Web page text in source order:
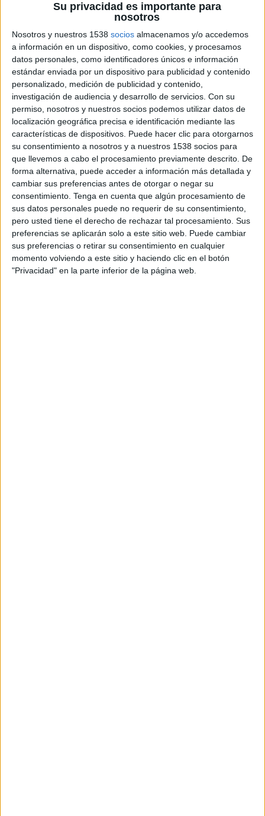
Su privacidad es importante para
nosotros
Nosotros y nuestros 1538 socios almacenamos y/o accedemos
a información en un dispositivo, como cookies, y procesamos
datos personales, como identificadores únicos e información
estándar enviada por un dispositivo para publicidad y contenido
personalizado, medición de publicidad y contenido,
investigación de audiencia y desarrollo de servicios. Con su
permiso, nosotros y nuestros socios podemos utilizar datos de
localización geográfica precisa e identificación mediante las
características de dispositivos. Puede hacer clic para otorgarnos
su consentimiento a nosotros y a nuestros 1538 socios para
que llevemos a cabo el procesamiento previamente descrito. De
forma alternativa, puede acceder a información más detallada y
cambiar sus preferencias antes de otorgar o negar su
consentimiento. Tenga en cuenta que algún procesamiento de
sus datos personales puede no requerir de su consentimiento,
pero usted tiene el derecho de rechazar tal procesamiento. Sus
preferencias se aplicarán solo a este sitio web. Puede cambiar
sus preferencias o retirar su consentimiento en cualquier
momento volviendo a este sitio y haciendo clic en el botón
"Privacidad" en la parte inferior de la página web.
tenia, entre altres motivacions, la de contribuir
a la millora de la suficiència financera dels
ajuntaments, molt afectada per la situació
generada per la pandèmia de la covid i les
darreres crisis econòmiques, amb els greus
efectes que han tingut sobre les hisendes
municipals.
La situació financera actual de la Diputació
permet fer aquest 2024 un increment de les
seves aportacions al finançament dels
municipis, per contribuir a la finalitat
expressada anteriorment; i es considera que el
més adequat és vehicular aquestes noves
aportacions mitjançant un fons complementari
al Programa del Fons 2024-2027.